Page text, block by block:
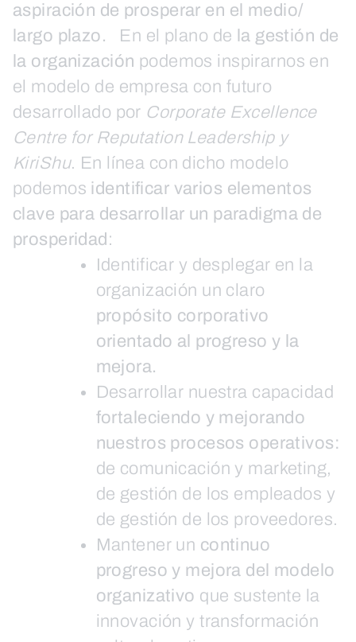
aspiración de prosperar en el medio/
largo plazo.
En el plano de la gestión de
la organización podemos inspirarnos en
el modelo de empresa con futuro
desarrollado por Corporate Excellence
Centre for Reputation Leadership y
KiriShu. En línea con dicho modelo
podemos identificar varios elementos
clave para desarrollar un paradigma de
prosperidad :
Identificar y desplegar en la
organización un claro
propósito corporativo
orientado al progreso y la
mejora.
Desarrollar nuestra capacidad
fortaleciendo y mejorando
nuestros procesos operativos:
de comunicación y marketing,
de gestión de los empleados y
de gestión de los proveedores.
Mantener un continuo
progreso y mejora del modelo
organizativo que sustente la
innovación y transformación